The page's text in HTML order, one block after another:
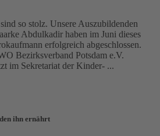
so stolz. Unsere Auszubildenden
Abdulkadir haben im Juni dieses
erfolgreich abgeschlossen.
Bezirksverband Potsdam e.V.
im Sekretariat der Kinder- ...
ihn ernährt